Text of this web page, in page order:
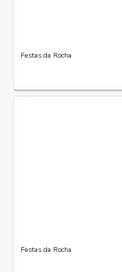
Festas da Rocha
Festas da Rocha